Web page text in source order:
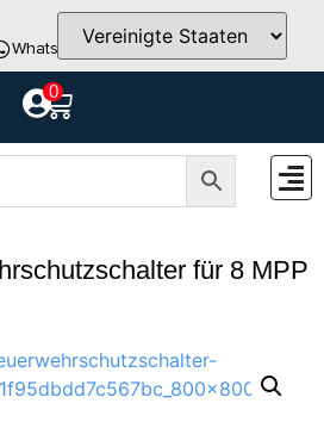
WhatsApp info@teutschtech.com
0
für 8 MPP